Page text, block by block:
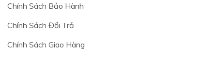
Chính Sách Bảo Hành
Chính Sách Đổi Trả
Chính Sách Giao Hàng